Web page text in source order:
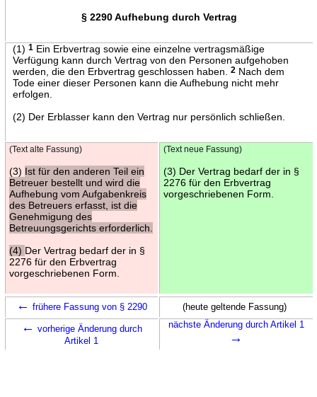
§ 2290 Aufhebung durch Vertrag
(1) 1Ein Erbvertrag sowie eine einzelne vertragsmäßige
Verfügung kann durch Vertrag von den Personen aufgehoben
werden, die den Erbvertrag geschlossen haben.
2Nach dem
Tode einer dieser Personen kann die Aufhebung nicht mehr
erfolgen.
(2) Der Erblasser kann den Vertrag nur persönlich schließen.
(Text alte Fassung)
(3) Ist für den anderen Teil ein
Betreuer bestellt und wird die
Aufhebung vom Aufgabenkreis
des Betreuers erfasst, ist die
Genehmigung des
Betreuungsgerichts erforderlich.
(4) Der Vertrag bedarf der in §
2276 für den Erbvertrag
vorgeschriebenen Form.
(Text neue Fassung)
(3) Der Vertrag bedarf der in §
2276 für den Erbvertrag
vorgeschriebenen Form.
← frühere Fassung von § 2290 (heute geltende Fassung)
← vorherige Änderung durch
Artikel 1
nächste Änderung durch Artikel 1
→